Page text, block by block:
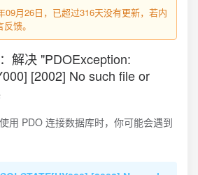
09月26日，已超过316天没有更新，若内
馈。
解决 "PDOException:
[2002] No such file or
用 PDO 连接数据库时，你可能会遇到